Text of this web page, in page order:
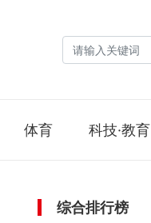
体育 科技·教育
综合排行榜